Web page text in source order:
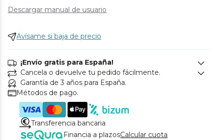
Descargar manual de usuario
Avísame si baja de precio
¡Envío gratis para España!
Cancela o devuelve tu pedido fácilmente.
Garantía de 3 años para España.
Métodos de pago.
Transferencia bancaria
Financia a plazosCalcular cuota